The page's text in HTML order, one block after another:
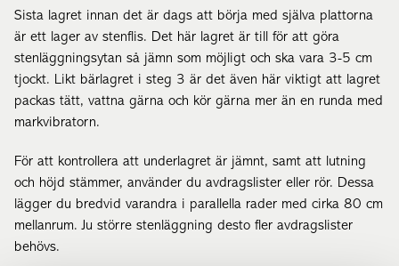
Sista lagret innan det är dags att börja med själva plattorna
är ett lager av stenflis. Det här lagret är till för att göra
stenläggningsytan så jämn som möjligt och ska vara 3-5 cm
tjockt. Likt bärlagret i steg 3 är det även här viktigt att lagret
packas tätt, vattna gärna och kör gärna mer än en runda med
markvibratorn.
För att kontrollera att underlagret är jämnt, samt att lutning
och höjd stämmer, använder du avdragslister eller rör. Dessa
lägger du bredvid varandra i parallella rader med cirka 80 cm
mellanrum. Ju större stenläggning desto fler avdragslister
behövs.